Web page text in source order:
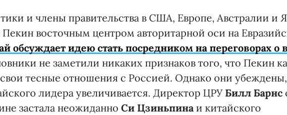
и члены правительства в США, Европе, Австралии и
Пекин восточным центром авторитарной оси на
обсуждает идею стать посредником на переговорах о
не заметили никаких признаков того, что Пекин
тесные отношения с Россией. Однако они
лидера увеличивается. Директор ЦРУ Билл Барнс
застала неожиданно Си Цзиньпинаи китайского